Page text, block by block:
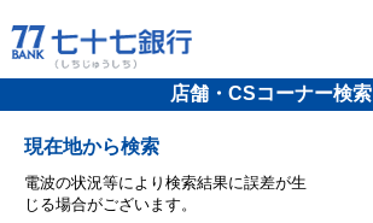
店舗・CSコーナー検索
現在地から検索
電波の状況等により検索結果に誤差が生
じる場合がございます。